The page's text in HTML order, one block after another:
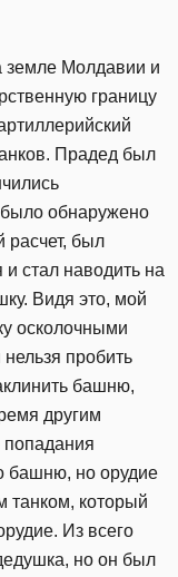
земле Молдавии и
границу
Прадед был
обнаружено
расчет, был
стал наводить на
Видя это, мой
осколочными
пробить
башню,
другим
попадания
башню, но орудие
танком, который
Из всего
но он был